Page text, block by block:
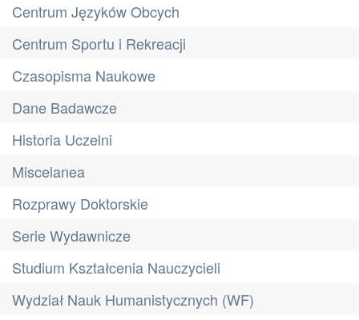
Centrum Języków Obcych
Centrum Sportu i Rekreacji
Czasopisma Naukowe
Dane Badawcze
Historia Uczelni
Miscelanea
Rozprawy Doktorskie
Serie Wydawnicze
Studium Kształcenia Nauczycieli
Wydział Nauk Humanistycznych (WF)